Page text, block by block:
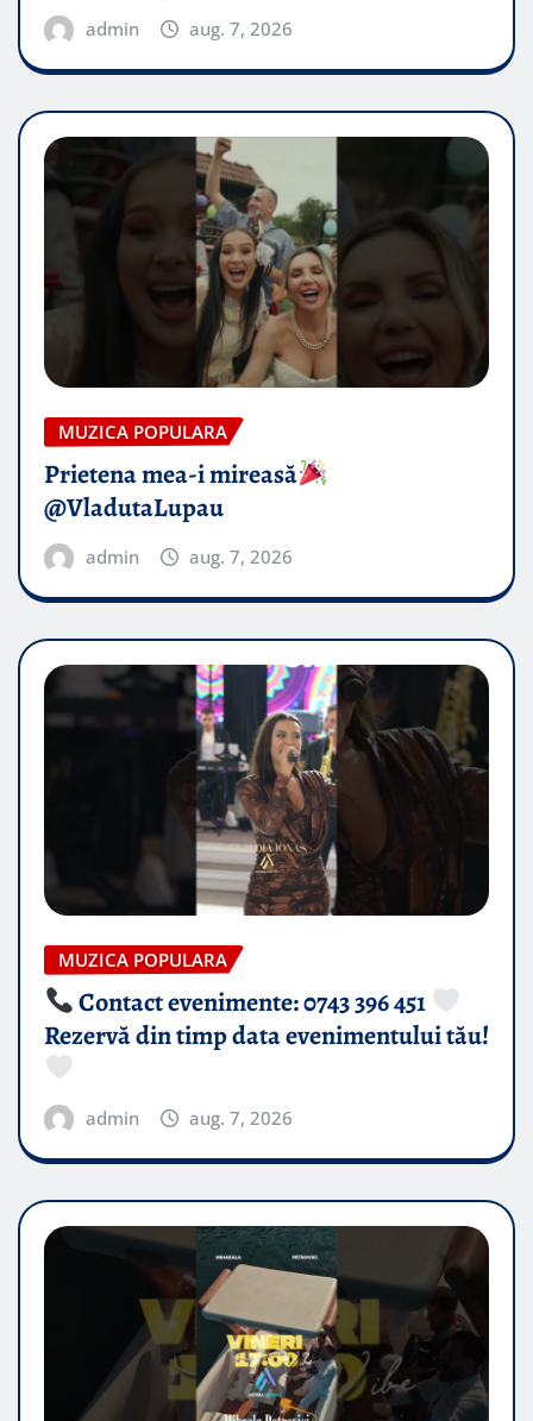
admin aug. 7, 2026
MUZICA POPULARA
Prietena mea-i mireasă​
@VladutaLupau
admin aug. 7, 2026
MUZICA POPULARA
Contact evenimente: 0743 396 451
Rezervă din timp data evenimentului tău!
admin aug. 7, 2026